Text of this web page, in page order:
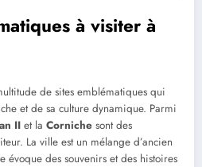
à visiter à
de sites emblématiques qui
et de sa culture dynamique. Parmi
II et la Corniche sont des
La ville est un mélange d’ancien
évoque des souvenirs et des histoires